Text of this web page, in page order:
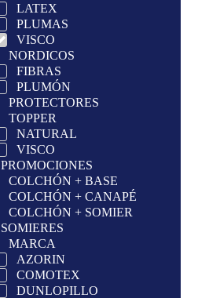
LATEX
PLUMAS
VISCO
NORDICOS
FIBRAS
PLUMÓN
PROTECTORES
TOPPER
NATURAL
VISCO
PROMOCIONES
COLCHÓN + BASE
COLCHÓN + CANAPÉ
COLCHÓN + SOMIER
SOMIERES
MARCA
AZORIN
COMOTEX
DUNLOPILLO